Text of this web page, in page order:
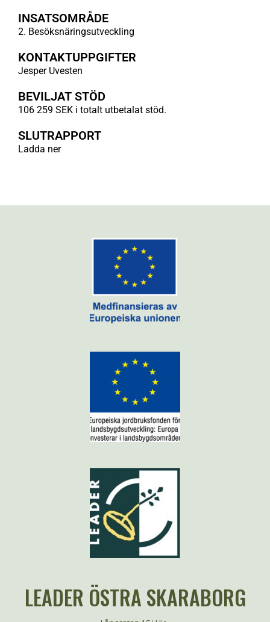
INSATSOMRÅDE
2. Besöksnäringsutveckling
KONTAKTUPPGIFTER
Jesper Uvesten
BEVILJAT STÖD
106 259 SEK i totalt utbetalat stöd.
SLUTRAPPORT
Ladda ner
LEADER ÖSTRA SKARABORG